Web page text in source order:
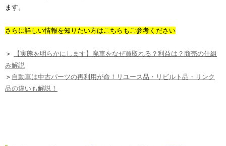
ます。
さらに詳しい情報を知りたい方はこちらもご参考ください
＞
【実態を明らかにします】廃車をなぜ買取れる？利益は？商売の仕組
み解説
＞ 自動車は中古パーツの再利用が命！リユース品・リビルト品・リンク
品の違いも解説！